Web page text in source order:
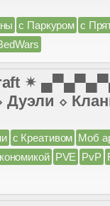
с Паркуром с
✴
Дуэли ⬦
с Креативом Моб
PVE PvP